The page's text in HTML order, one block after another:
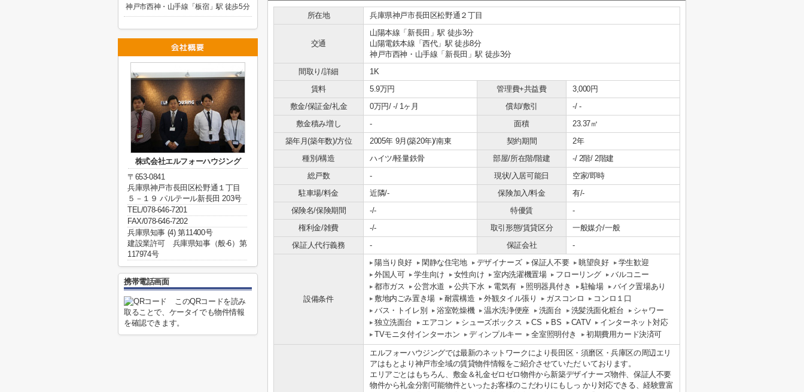
所在地 兵庫県神戸市長田区松野通２丁目
交通
山陽本線「新長田」駅 徒歩3分
山陽電鉄本線「西代」駅 徒歩8分
神戸市西神・山手線「新長田」駅 徒歩3分
間取り/詳細
1K
賃料
5.9万円 管理費+共益費
3,000円
敷金/保証金/礼金
0万円/ -/ 1ヶ月 償却/敷引
-/ -
敷金積み増し
- 面積
23.37㎡
築年月(築年数)/方位
2005年 9月(築20年)/南東 契約期間
2年
種別/構造
ハイツ/軽量鉄骨 部屋/所在階/階建
-/ 2階/ 2階建
総戸数
- 現状/入居可能日
空家/即時
駐車場/料金
近隣/- 保険加入/料金
有/-
保険名/保険期間
-/- 特優賃
-
権利金/雑費
-/- 取引形態/賃貸区分
一般媒介/一般
保証人代行義務
- 保証会社 -
設備条件
陽当り良好 閑静な住宅地 デザイナーズ 保証人不要 眺望良好
学生歓迎
外国人可
学生向け 女性向け 室内洗濯機置場 フローリング
バルコニー
都市ガス
公営水道 公共下水 電気有 照明器具付き 駐輪場
バイク置場あり
敷地内ごみ置き場
耐震構造 外観タイル張り ガスコンロ
コンロ１口
バス・トイレ別
浴室乾燥機 温水洗浄便座 洗面台 洗髪洗面化粧台
シャワー
独立洗面台
エアコン シューズボックス CS BS CATV
インターネット対応
TVモニタ付インターホン
ディンプルキー 全室照明付き 初期費用カード決済可
エルフォーハウジングでは最新のネットワークにより長田区・須磨区・兵庫区の周辺エリ
アはもとより神戸市全域の賃貸物件情報をご紹介させていただ いております。
エリアごとはもちろん、敷金＆礼金ゼロゼロ物件から新築デザイナーズ物件、保証人不要
物件から礼金分割可能物件といったお客様のこだわりにもしっ かり対応できる、経験豊富
神戸市西神・山手線「板宿」駅 徒歩5分
株式会社エルフォーハウジング
〒653-0841
兵庫県神戸市長田区松野通１丁目
５－１９ パルテール新長田 203号
TEL/078-646-7201
FAX/078-646-7202
兵庫県知事 (4) 第11400号
建設業許可 兵庫県知事（般-6）第
117974号
携帯電話画面
このQRコードを読み
取ることで、ケータイでも物件情報
を確認できます。